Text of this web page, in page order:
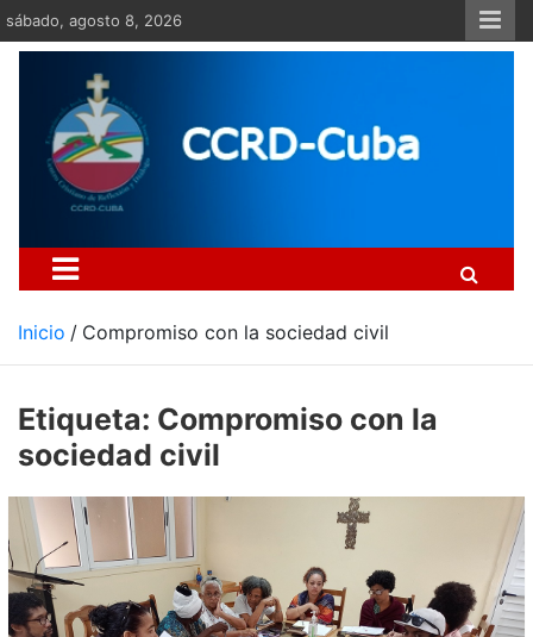
Saltar
al
sábado, agosto 8, 2026
Inicio Compromiso con la sociedad civil
Etiqueta: Compromiso con la
sociedad civil